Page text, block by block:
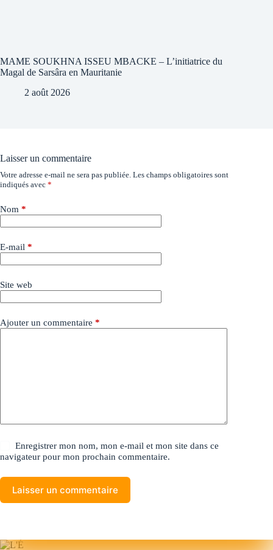
MAME SOUKHNA ISSEU MBACKE – L’initiatrice du
Magal de Sarsâra en Mauritanie
2 août 2026
Laisser un commentaire
Votre adresse e-mail ne sera pas publiée. Les champs obligatoires sont
indiqués avec *
Nom *
E-mail *
Site web
Ajouter un commentaire *
Enregistrer mon nom, mon e-mail et mon site dans ce
navigateur pour mon prochain commentaire.
Laisser un commentaire